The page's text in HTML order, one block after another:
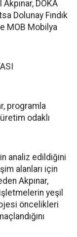
DOKA
Dolunay Fındık
MOB Mobilya
programla
odaklı
analiz edildiğini
alanları için
Akpınar,
yeşil
öncelikleri